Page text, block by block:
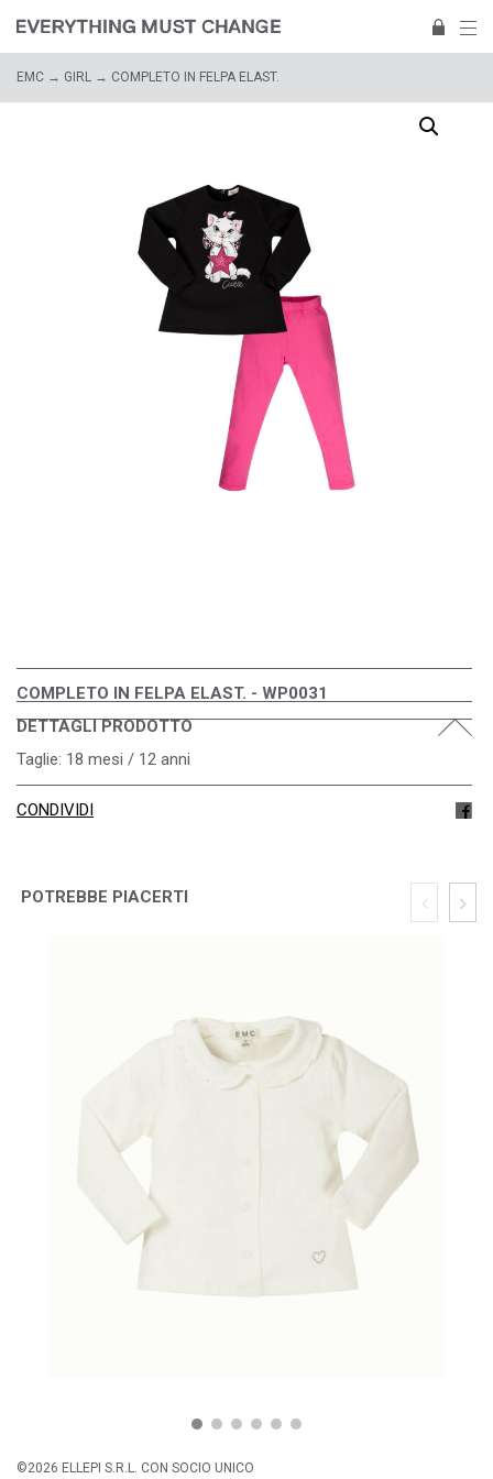
EMC → GIRL → COMPLETO IN FELPA ELAST.
COMPLETO IN FELPA ELAST. - WP0031
DETTAGLI PRODOTTO
Taglie: 18 mesi / 12 anni
CONDIVIDI
POTREBBE PIACERTI
©2026 ELLEPI S.R.L. CON SOCIO UNICO